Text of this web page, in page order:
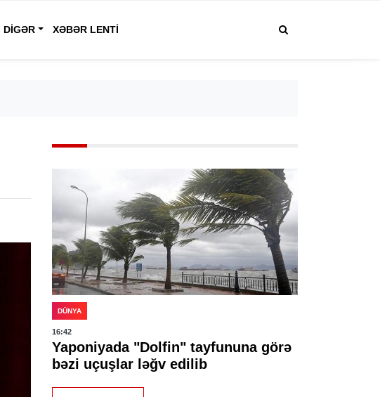
DIGƏR XƏBƏR LENTI
DÜNYA
16:42
Yaponiyada "Dolfin" tayfununa görə
bəzi uçuşlar ləğv edilib